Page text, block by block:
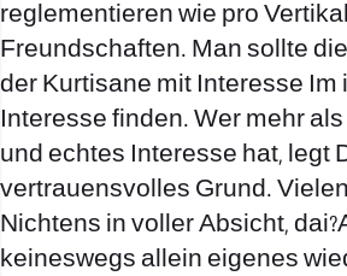
reglementieren wie pro
Freundschaften. Man sollte
der Kurtisane mit Interesse Im
Interesse finden. Wer mehr
und echtes Interesse hat, legt
vertrauensvolles Grund.
Nichtens in voller Absicht,
keineswegs allein eigenes